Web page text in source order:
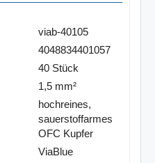
viab-40105
4048834401057
40 Stück
1,5 mm²
hochreines,
sauerstoffarmes
OFC Kupfer
ViaBlue